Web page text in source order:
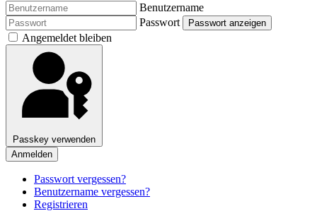
Benutzername
Passwort
Passwort anzeigen
Angemeldet bleiben
Passkey verwenden
Anmelden
Passwort vergessen?
Benutzername vergessen?
Registrieren